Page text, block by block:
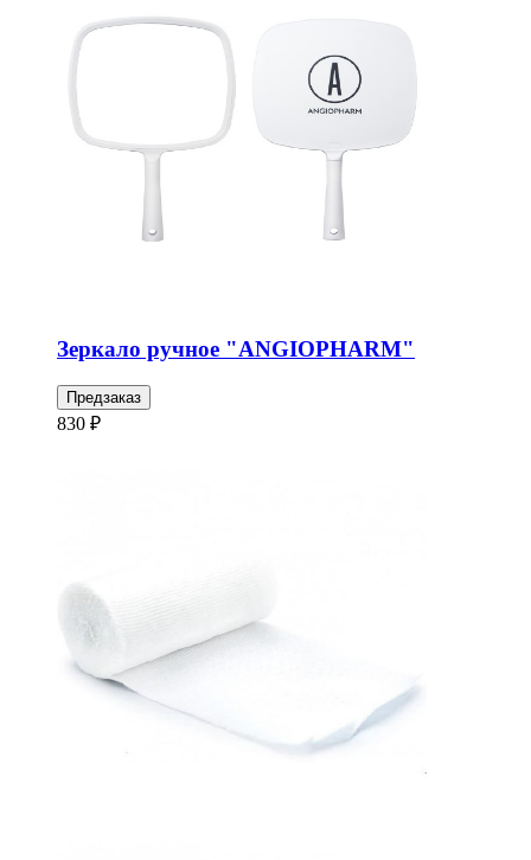
Зеркало ручное "ANGIOPHARM"
Предзаказ
830 ₽